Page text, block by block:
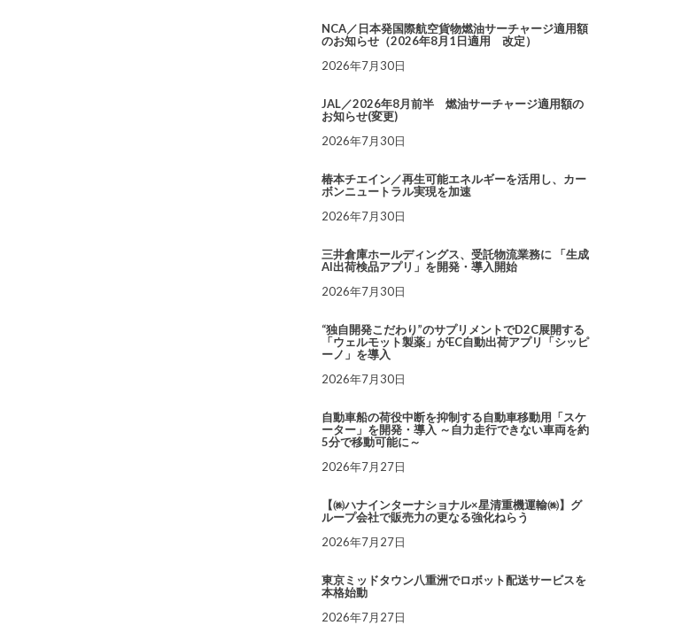
NCA／日本発国際航空貨物燃油サーチャージ適用額
のお知らせ（2026年8月1日適用 改定）
2026年7月30日
JAL／2026年8月前半 燃油サーチャージ適用額の
お知らせ(変更)
2026年7月30日
椿本チエイン／再生可能エネルギーを活用し、カー
ボンニュートラル実現を加速
2026年7月30日
三井倉庫ホールディングス、受託物流業務に 「生成
AI出荷検品アプリ」を開発・導入開始
2026年7月30日
“独自開発こだわり”のサプリメントでD2C展開する
「ウェルモット製薬」がEC自動出荷アプリ「シッピ
ーノ」を導入
2026年7月30日
自動車船の荷役中断を抑制する自動車移動用「スケ
ーター」を開発・導入 ～自力走行できない車両を約
5分で移動可能に～
2026年7月27日
【㈱ハナインターナショナル×星清重機運輸㈱】グ
ループ会社で販売力の更なる強化ねらう
2026年7月27日
東京ミッドタウン八重洲でロボット配送サービスを
本格始動
2026年7月27日